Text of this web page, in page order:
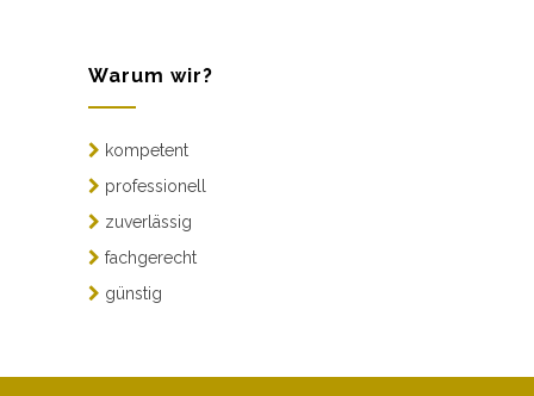
Warum wir?
kompetent
professionell
zuverlässig
fachgerecht
günstig